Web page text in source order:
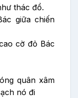
thác đổ.
giữa chiến
cờ đỏ Bác
quân xâm
nó đi